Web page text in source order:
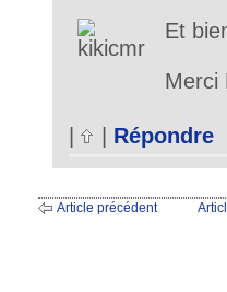
Et
Merci
| | Répondre
Article précédent